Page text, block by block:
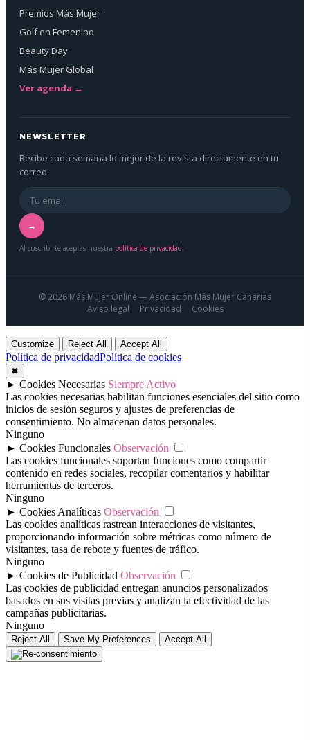
Premios Más Mujer
Golf en Femenino
Beauty Day
Más Mujer Global
Ver agenda →
NEWSLETTER
Recibe cada semana lo mejor de la revista directamente en tu
correo.
→
Al suscribirte aceptas nuestra política de privacidad
© 2026 Más Mujer Online — Asociación Más Mujer Canarias
Aviso legal
Privacidad Cookies
Customize Reject All Accept All
Política de privacidadPolítica de cookies
✖
► Cookies Necesarias Siempre Activo
Las cookies necesarias habilitan funciones esenciales del sitio como
inicios de sesión seguros y ajustes de preferencias de
consentimiento. No almacenan datos personales.
Ninguno
► Cookies Funcionales Observación
Las cookies funcionales soportan funciones como compartir
contenido en redes sociales, recopilar comentarios y habilitar
herramientas de terceros.
Ninguno
► Cookies Analíticas Observación
Las cookies analíticas rastrean interacciones de visitantes,
proporcionando información sobre métricas como número de
visitantes, tasa de rebote y fuentes de tráfico.
Ninguno
► Cookies de Publicidad Observación
Las cookies de publicidad entregan anuncios personalizados
basados en sus visitas previas y analizan la efectividad de las
campañas publicitarias.
Ninguno
Reject All Save My Preferences Accept All